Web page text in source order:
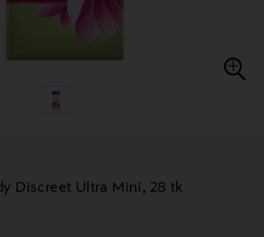
Discreet Ultra Mini, 28 tk